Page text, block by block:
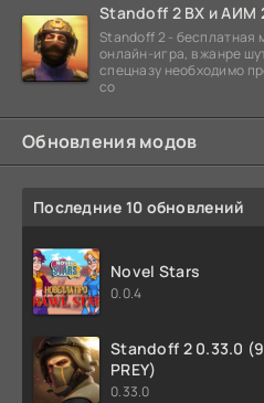
Standoff 2 ВХ и АИМ
Standoff 2 - бесплатная
онлайн-игра, в жанре
спецназу необходимо
со
Обновления модов
Последние 10 обновлений
Novel Stars
0.0.4
Standoff 2 0.33.0
PREY)
0.33.0